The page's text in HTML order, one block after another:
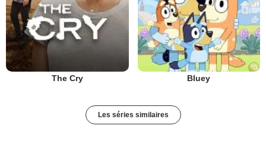
The Cry Bluey
Les séries similaires